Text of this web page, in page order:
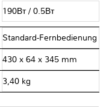
190Вт / 0.5Вт
Standard-Fernbedienung
430 x 64 x 345 mm
3,40 kg